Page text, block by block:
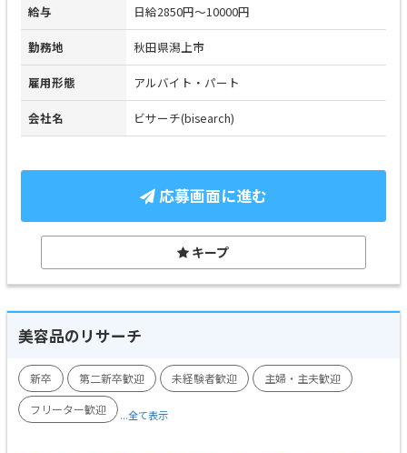
給与 日給2850円～10000円
勤務地 秋田県潟上市
雇用形態 アルバイト・パート
会社名 ビサーチ(bisearch)
応募画面に進む
キープ
美容品のリサーチ
新卒 第二新卒歓迎 未経験者歓迎
主婦・主夫歓迎
フリーター歓迎
...全て表示